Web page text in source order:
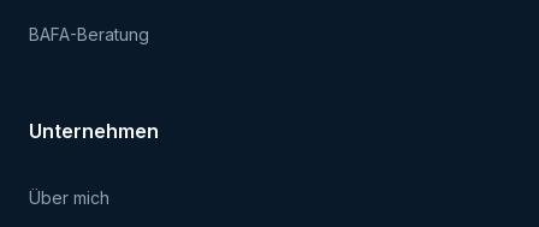
BAFA-Beratung
Unternehmen
Über mich